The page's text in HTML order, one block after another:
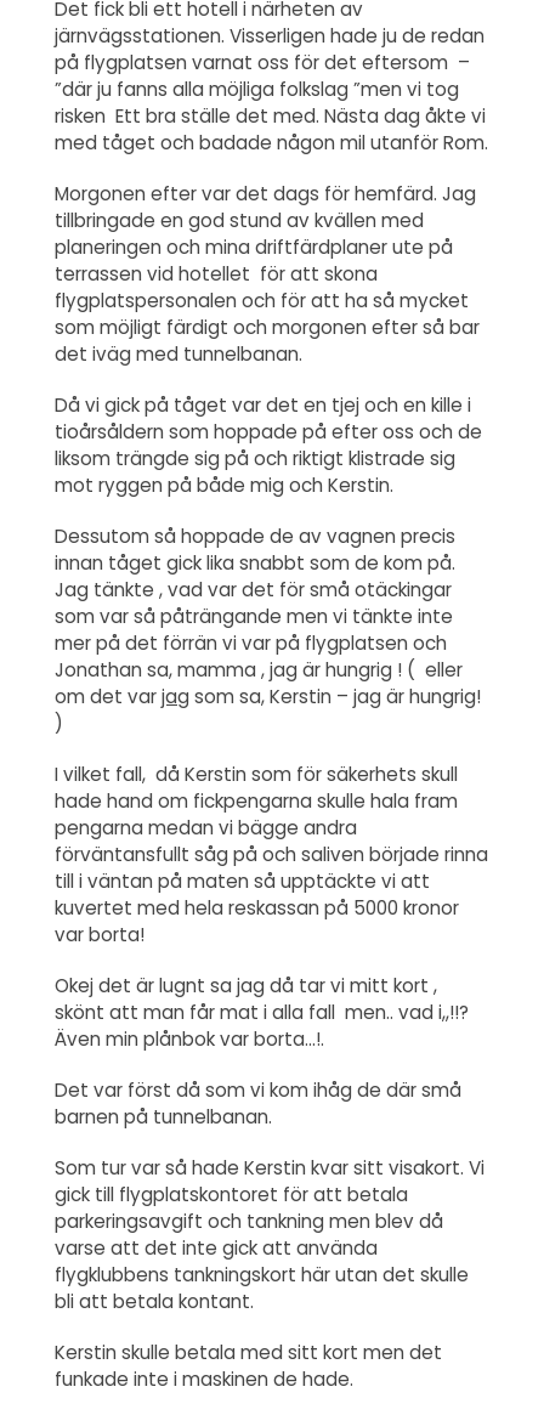
Det fick bli ett hotell i närheten av
järnvägsstationen. Visserligen hade ju de redan
på flygplatsen varnat oss för det eftersom –
”där ju fanns alla möjliga folkslag ”men vi tog
risken Ett bra ställe det med. Nästa dag åkte vi
med tåget och badade någon mil utanför Rom.
Morgonen efter var det dags för hemfärd. Jag
tillbringade en god stund av kvällen med
planeringen och mina driftfärdplaner ute på
terrassen vid hotellet för att skona
flygplatspersonalen och för att ha så mycket
som möjligt färdigt och morgonen efter så bar
det iväg med tunnelbanan.
Då vi gick på tåget var det en tjej och en kille i
tioårsåldern som hoppade på efter oss och de
liksom trängde sig på och riktigt klistrade sig
mot ryggen på både mig och Kerstin.
Dessutom så hoppade de av vagnen precis
innan tåget gick lika snabbt som de kom på.
Jag tänkte , vad var det för små otäckingar
som var så påträngande men vi tänkte inte
mer på det förrän vi var på flygplatsen och
Jonathan sa, mamma , jag är hungrig ! ( eller
om det varjag som sa, Kerstin – jag är hungrig!
)
I vilket fall, då Kerstin som för säkerhets skull
hade hand om fickpengarna skulle hala fram
pengarna medan vi bägge andra
förväntansfullt såg på och saliven började rinna
till i väntan på maten så upptäckte vi att
kuvertet med hela reskassan på 5000 kronor
var borta!
Okej det är lugnt sa jag då tar vi mitt kort ,
skönt att man får mat i alla fall men.. vad i,,!!?
Även min plånbok var borta…!.
Det var först då som vi kom ihåg de där små
barnen på tunnelbanan.
Som tur var så hade Kerstin kvar sitt visakort. Vi
gick till flygplatskontoret för att betala
parkeringsavgift och tankning men blev då
varse att det inte gick att använda
flygklubbens tankningskort här utan det skulle
bli att betala kontant.
Kerstin skulle betala med sitt kort men det
funkade inte i maskinen de hade.